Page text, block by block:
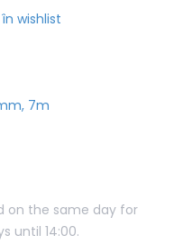
wishlist
7m
on the same day for
until 14:00.